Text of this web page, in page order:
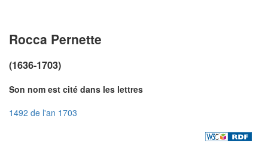
Rocca Pernette
(1636-1703)
Son nom est cité dans les lettres
1492 de l'an 1703